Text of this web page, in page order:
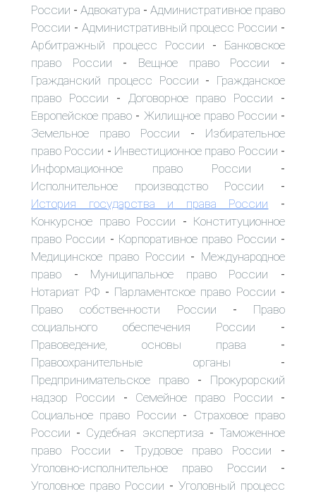
России - Адвокатура - Административное право
России - Административный процесс России -
Арбитражный процесс России - Банковское
право России - Вещное право России -
Гражданский процесс России - Гражданское
право России - Договорное право России -
Европейское право - Жилищное право России -
Земельное право России - Избирательное
право России - Инвестиционное право России -
Информационное право России -
Исполнительное производство России -
История государства и права России -
Конкурсное право России - Конституционное
право России - Корпоративное право России -
Медицинское право России - Международное
право - Муниципальное право России -
Нотариат РФ - Парламентское право России -
Право собственности России - Право
социального обеспечения России -
Правоведение, основы права -
Правоохранительные органы -
Предпринимательское право - Прокурорский
надзор России - Семейное право России -
Социальное право России - Страховое право
России - Судебная экспертиза - Таможенное
право России - Трудовое право России -
Уголовно-исполнительное право России -
Уголовное право России - Уголовный процесс